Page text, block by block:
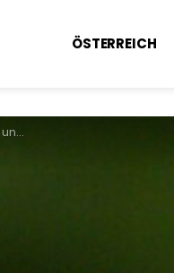
ÖSTERREICH